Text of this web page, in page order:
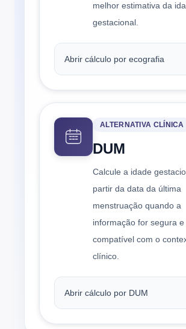
melhor estimativa da
gestacional.
Abrir cálculo por ecografia
ALTERNATIVA CLÍNICA
DUM
Calcule a idade
partir da data da última
menstruação quando a
informação for segura e
compatível com o
clínico.
Abrir cálculo por DUM